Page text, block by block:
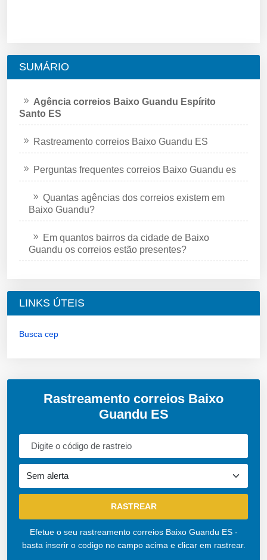
SUMÁRIO
Agência correios Baixo Guandu Espírito
Santo ES
Rastreamento correios Baixo Guandu ES
Perguntas frequentes correios Baixo Guandu es
Quantas agências dos correios existem em
Baixo Guandu?
Em quantos bairros da cidade de Baixo
Guandu os correios estão presentes?
LINKS ÚTEIS
Busca cep
Rastreamento correios Baixo
Guandu ES
Efetue o seu rastreamento correios Baixo Guandu ES -
basta inserir o codigo no campo acima e clicar em rastrear.